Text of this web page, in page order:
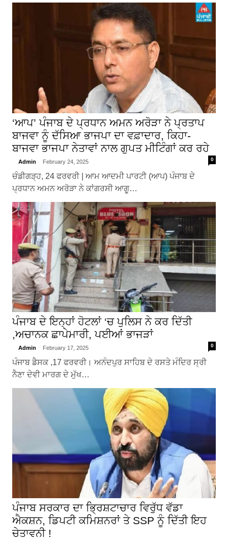
‘ਆਪ’ ਪੰਜਾਬ ਦੇ ਪ੍ਰਧਾਨ ਅਮਨ ਅਰੋੜਾ ਨੇ ਪ੍ਰਤਾਪ
ਬਾਜਵਾ ਨੂੰ ਦੱਸਿਆ਼ ਭਾਜਪਾ ਦਾ ਵਫ਼ਾਦਾਰ, ਕਿਹਾ-
ਬਾਜਵਾ ਭਾਜਪਾ ਨੇਤਾਵਾਂ ਨਾਲ ਗੁਪਤ ਮੀਟਿੰਗਾਂ ਕਰ ਰਹੇ
Admin February 24, 2025 0
ਚੰਡੀਗੜ੍ਹ, 24 ਫਰਵਰੀ | ਆਮ ਆਦਮੀ ਪਾਰਟੀ (ਆਪ) ਪੰਜਾਬ ਦੇ
ਪ੍ਰਧਾਨ ਅਮਨ ਅਰੋੜਾ ਨੇ ਕਾਂਗਰਸੀ ਆਗੂ…
ਪੰਜਾਬ ਦੇ ਇਨ੍ਹਾਂ ਹੋਟਲਾਂ ‘ਚ ਪੁਲਿਸ ਨੇ ਕਰ ਦਿੱਤੀ
,ਅਚਾਨਕ ਛਾਪੇਮਾਰੀ, ਪਈਆਂ ਭਾਜੜਾਂ
Admin February 17, 2025 0
ਪੰਜਾਬ ਡੈਸਕ ,17 ਫਰਵਰੀ। ਅਨੰਦਪੁਰ ਸਾਹਿਬ ਦੇ ਰਸਤੇ ਮੰਦਿਰ ਸ੍ਰੀ
ਨੈਣਾ ਦੇਵੀ ਮਾਰਗ ਦੇ ਮੁੱਖ…
ਪੰਜਾਬ ਸਰਕਾਰ ਦਾ ਭ੍ਰਿਸ਼ਟਾਚਾਰ ਵਿਰੁੱਧ ਵੱਡਾ
ਐਕਸ਼ਨ, ਡਿਪਟੀ ਕਮਿਸ਼ਨਰਾਂ ਤੇ SSP ਨੂੰ ਦਿੱਤੀ ਇਹ
ਚੇਤਾਵਨੀ !